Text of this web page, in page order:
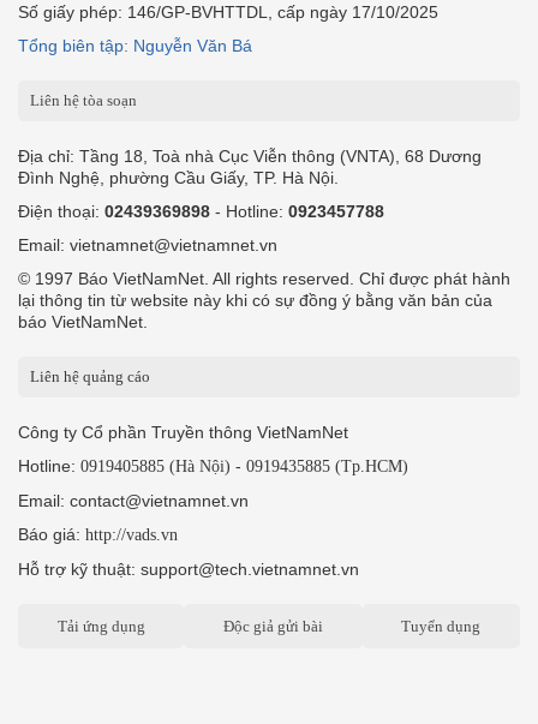
Số giấy phép: 146/GP-BVHTTDL, cấp ngày 17/10/2025
Tổng biên tập: Nguyễn Văn Bá
Liên hệ tòa soạn
Địa chỉ: Tầng 18, Toà nhà Cục Viễn thông (VNTA), 68 Dương
Đình Nghệ, phường Cầu Giấy, TP. Hà Nội.
Điện thoại: 02439369898 - Hotline: 0923457788
Email: vietnamnet@vietnamnet.vn
© 1997 Báo VietNamNet. All rights reserved. Chỉ được phát hành
lại thông tin từ website này khi có sự đồng ý bằng văn bản của
báo VietNamNet.
Liên hệ quảng cáo
Công ty Cổ phần Truyền thông VietNamNet
Hotline: 0919405885 (Hà Nội) - 0919435885 (Tp.HCM)
Email: contact@vietnamnet.vn
Báo giá: http://vads.vn
Hỗ trợ kỹ thuật: support@tech.vietnamnet.vn
Tải ứng dụng Độc giả gửi bài Tuyển dụng